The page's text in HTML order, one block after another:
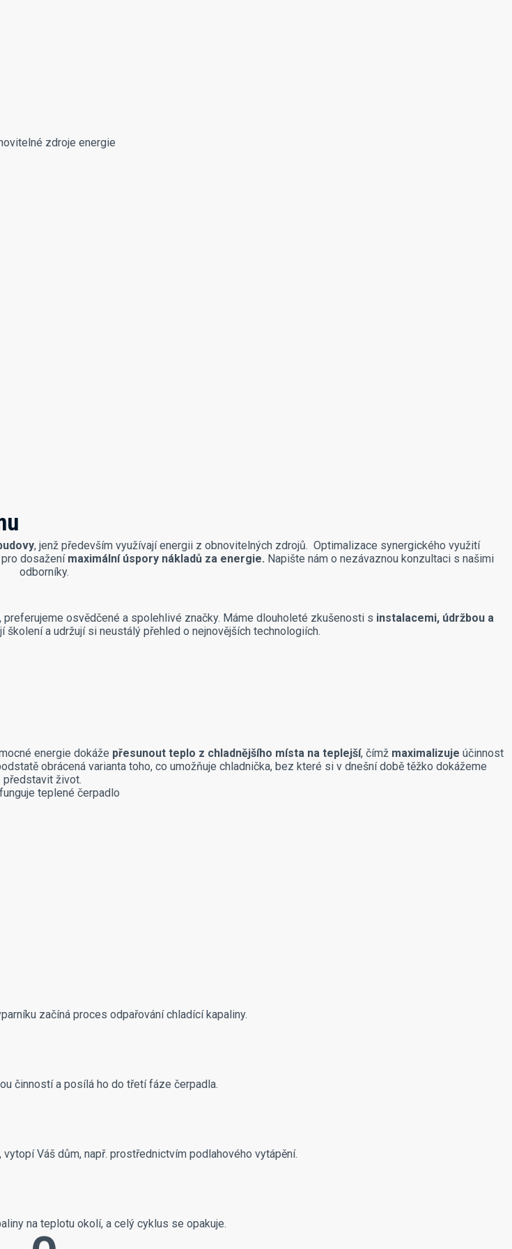
, jenž především využívají energii z obnovitelných zdrojů. Optimalizace synergického využití
dosažení maximální úspory nákladů za energie. Napište nám o nezávaznou konzultaci s našimi
odborníky.
, preferujeme osvědčené a spolehlivé značky. Máme dlouholeté zkušenosti s instalacemi, údržbou a
školení a udržují si neustálý přehled o nejnovějších technologiích.
energie dokáže přesunout teplo z chladnějšího místa na teplejší, čímž maximalizuje účinnost
obrácená varianta toho, co umožňuje chladnička, bez které si v dnešní době těžko dokážeme
představit život.
začíná proces odpařování chladící kapaliny.
činností a posílá ho do třetí fáze čerpadla.
Váš dům, např. prostřednictvím podlahového vytápění.
na teplotu okolí, a celý cyklus se opakuje.